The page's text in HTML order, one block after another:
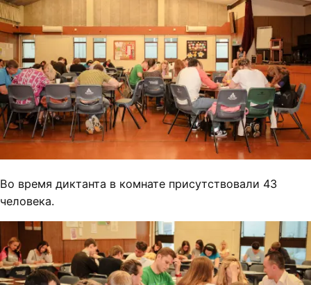
Во время диктанта в комнате присутствовали 43
человека.